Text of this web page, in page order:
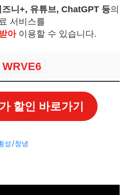
니+, 유튜브, ChatGPT 등의
서비스를
아이용할 수 있습니다.
WRVE6
할인 바로가기
성/창녕